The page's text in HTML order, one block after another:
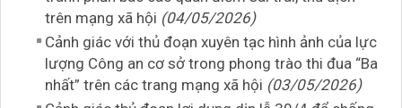
trên mạng xã hội (04/05/2026)
Cảnh giác với thủ đoạn xuyên tạc hình ảnh của lực
lượng Công an cơ sở trong phong trào thi đua “Ba
nhất” trên các trang mạng xã hội (03/05/2026)